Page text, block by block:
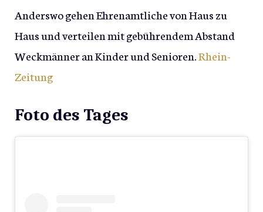
Anderswo gehen Ehrenamtliche von Haus zu
Haus und verteilen mit gebührendem Abstand
Weckmänner an Kinder und Senioren.Rhein-
Zeitung
Foto des Tages